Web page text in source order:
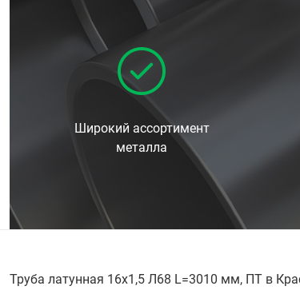
Широкий ассортимент
металла
Труба латунная 16х1,5 Л68 L=3010 мм, ПТ в